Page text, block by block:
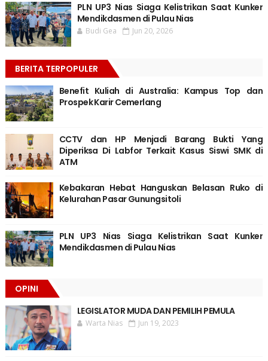
PLN UP3 Nias Siaga Kelistrikan Saat Kunker
Mendikdasmen di Pulau Nias
Budi Gea Jun 20, 2026
BERITA TERPOPULER
Benefit Kuliah di Australia: Kampus Top dan
Prospek Karir Cemerlang
CCTV dan HP Menjadi Barang Bukti Yang
Diperiksa Di Labfor Terkait Kasus Siswi SMK di
ATM
Kebakaran Hebat Hanguskan Belasan Ruko di
Kelurahan Pasar Gunungsitoli
PLN UP3 Nias Siaga Kelistrikan Saat Kunker
Mendikdasmen di Pulau Nias
OPINI
LEGISLATOR MUDA DAN PEMILIH PEMULA
Warta Nias Jun 19, 2023